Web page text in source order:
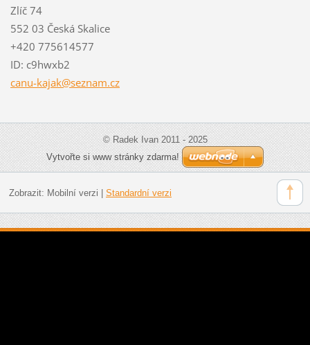
Zlíč 74
552 03 Česká Skalice
+420 775614577
ID: c9hwxb2
canu-kajak@seznam.cz
© Radek Ivan 2011 - 2025
Vytvořte si www stránky zdarma!
Zobrazit: Mobilní verzi Standardní verzi